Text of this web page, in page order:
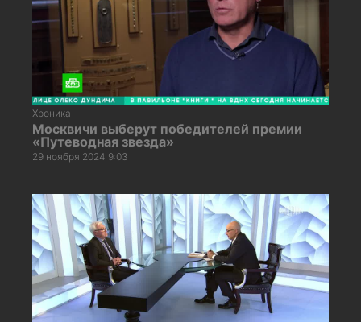
Хроника
Москвичи выберут победителей премии
«Путеводная звезда»
29 ноября 2024 9:03